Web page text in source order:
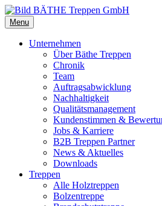
Menu
Unternehmen
Über Bäthe Treppen
Chronik
Team
Auftragsabwicklung
Nachhaltigkeit
Qualitätsmanagement
Kundenstimmen &
Jobs & Karriere
B2B Treppen Partner
News & Aktuelles
Downloads
Treppen
Alle Holztreppen
Bolzentreppe